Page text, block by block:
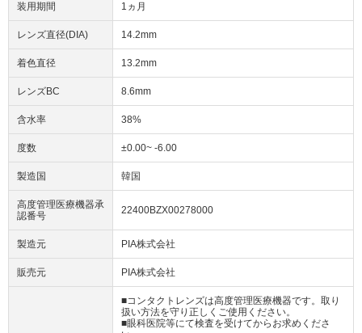
装用期間 1ヵ月
レンズ直径(DIA) 14.2mm
着色直径 13.2mm
レンズBC 8.6mm
含水率 38%
度数 ±0.00~ -6.00
製造国 韓国
高度管理医療機器承
認番号
22400BZX00278000
製造元 PIA株式会社
販売元 PIA株式会社
■コンタクトレンズは高度管理医療機器です。取り
扱い方法を守り正しくご使用ください。
■眼科医院等にて検査を受けてからお求めくださ